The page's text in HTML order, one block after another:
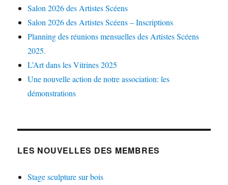
Salon 2026 des Artistes Scéens
Salon 2026 des Artistes Scéens – Inscriptions
Planning des réunions mensuelles des Artistes Scéens
2025.
L’Art dans les Vitrines 2025
Une nouvelle action de notre association: les
démonstrations
LES NOUVELLES DES MEMBRES
Stage sculpture sur bois